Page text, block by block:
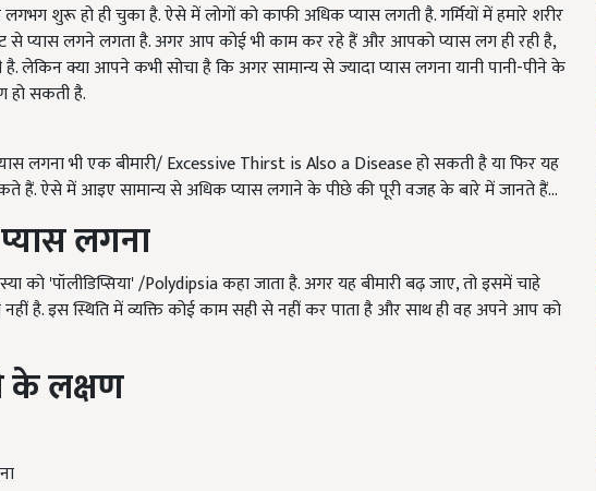
शुरू हो ही चुका है. ऐसे में लोगों को काफी अधिक प्यास लगती है. गर्मियों में हमारे शरीर
से प्यास लगने लगता है. अगर आप कोई भी काम कर रहे हैं और आपको प्यास लग ही रही है,
है. लेकिन क्या आपने कभी सोचा है कि अगर सामान्य से ज्यादा प्यास लगना यानी पानी-पीने के
हो सकती है.
लगना भी एक बीमारी/ Excessive Thirst is Also a Disease हो सकती है या फिर यह
हैं. ऐसे में आइए सामान्य से अधिक प्यास लगाने के पीछे की पूरी वजह के बारे में जानते हैं...
लगना
को 'पॉलीडिप्सिया' /Polydipsia कहा जाता है. अगर यह बीमारी बढ़ जाए, तो इसमें चाहे
नहीं है. इस स्थिति में व्यक्ति कोई काम सही से नहीं कर पाता है और साथ ही वह अपने आप को
के लक्षण